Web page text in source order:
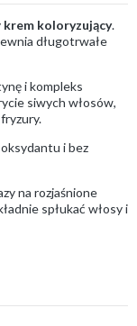
krem koloryzujący.
długotrwałe
i kompleks
siwych włosów,
i bez
na rozjaśnione
spłukać włosy i